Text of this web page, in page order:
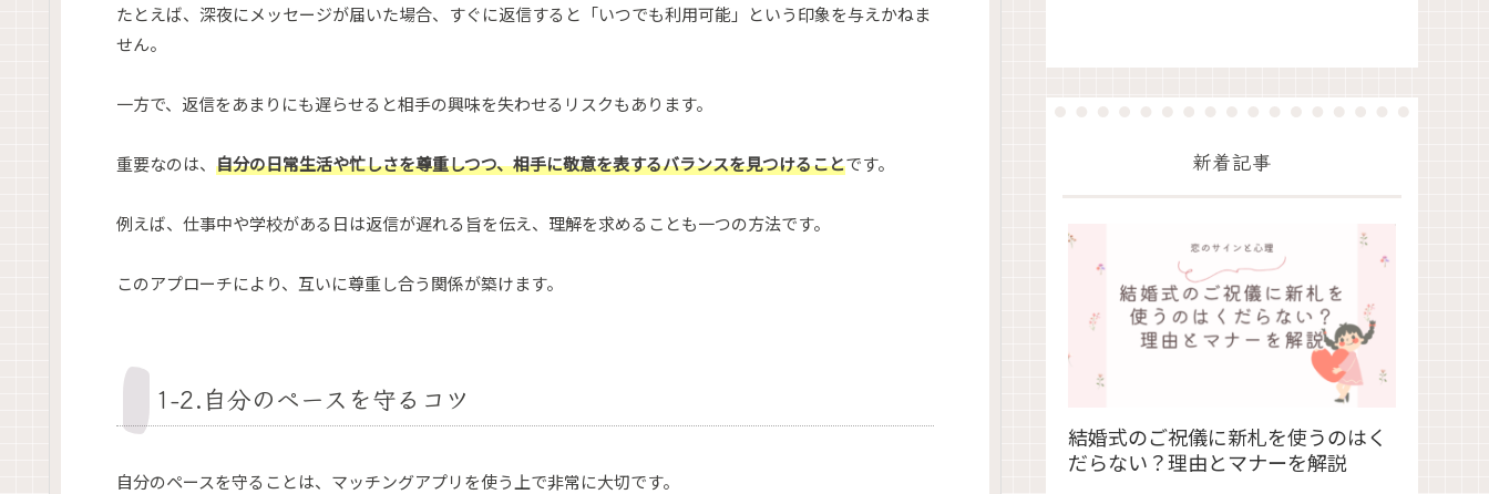
たとえば、深夜にメッセージが届いた場合、すぐに返信すると「いつでも利用可能」という印象を与えかねま
せん。
一方で、返信をあまりにも遅らせると相手の興味を失わせるリスクもあります。
重要なのは、 自分の日常生活や忙しさを尊重しつつ、相手に敬意を表するバランスを見つけることです。
例えば、仕事中や学校がある日は返信が遅れる旨を伝え、理解を求めることも一つの方法です。
このアプローチにより、互いに尊重し合う関係が築けます。
1-2.自分のペースを守るコツ
自分のペースを守ることは、マッチングアプリを使う上で非常に大切です。
新着記事
結婚式のご祝儀に新札を使うのはく
だらない？理由とマナーを解説